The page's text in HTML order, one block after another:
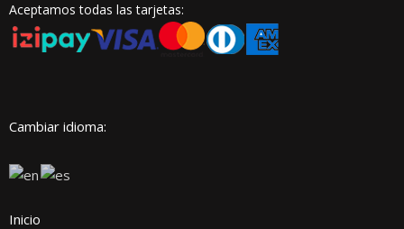
Aceptamos todas las tarjetas:
Cambiar idioma:
Inicio